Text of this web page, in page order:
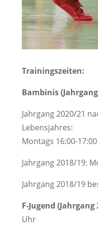
Trainingszeiten:
Bambinis
Jahrgang 2020/21
Lebensjahres:
Montags 16:00-
Jahrgang 2018/19:
Jahrgang 2018/19
F-Jugend (Jahrgang
Uhr